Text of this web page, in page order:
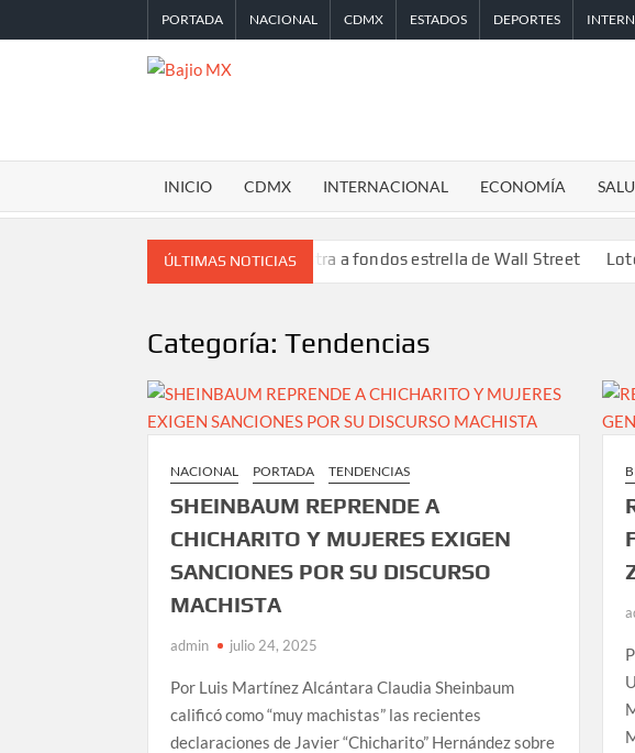
al
PORTADA NACIONAL CDMX ESTADOS DEPORTES
MX
INICIO CDMX INTERNACIONAL ECONOMÍA
ÚLTIMAS NOTICIAS
Desplome de la IA arrastra a fondos estrella de Wall Street Lotería
Categoría:Tendencias
NACIONAL PORTADA TENDENCIAS
SHEINBAUM REPRENDE A
CHICHARITO Y MUJERES EXIGEN
SANCIONES POR SU DISCURSO
MACHISTA
admin julio 24, 2025
Por Luis Martínez Alcántara Claudia Sheinbaum
calificó como “muy machistas” las recientes
declaraciones de Javier “Chicharito” Hernández sobre